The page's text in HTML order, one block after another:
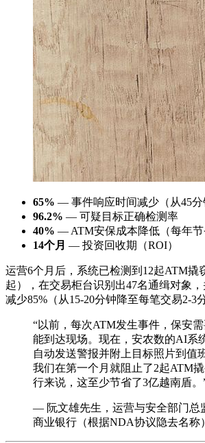
65% — 事件响应时间减少（从45分
96.2% — 可疑目标正确检测率
40% — ATM安保成本降低（每年节
14个月 — 投资回收期（ROI）
运营6个月后，系统已检测到12起ATM撬
起），在交易柜台识别出47名通缉对象
减少85%（从15-20分钟降至每笔交易2-3
“以前，每次ATM发生事件，保安
能到达现场。现在，安农数的AI系
自动发送警报并附上目标照片到值
我们在第一个月就阻止了2起ATM
行来说，这至少节省了3亿越南盾。
— 阮文雄先生，运营与安全部门总
商业银行（根据NDA协议隐去名称）